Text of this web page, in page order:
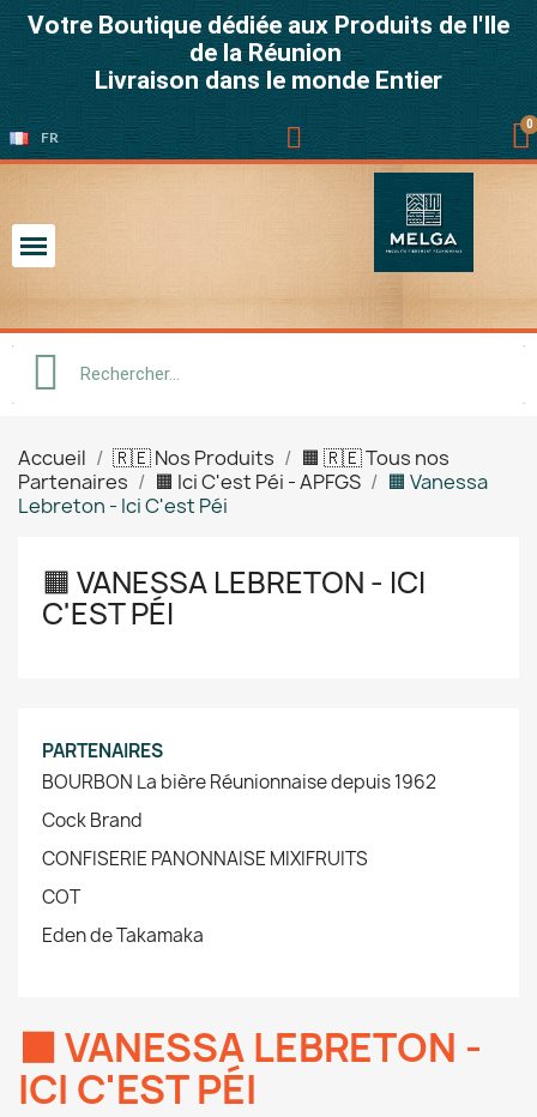
Votre Boutique dédiée aux Produits de l'Ile
de la Réunion
Livraison dans le monde Entier
FR
Accueil 🇷🇪 Nos Produits
🟧 🇷🇪 Tous nos
Partenaires
🟧 Ici C'est Péi - APFGS
🟧 Vanessa
Lebreton - Ici C'est Péi
🟧 VANESSA LEBRETON - ICI
C'EST PÉI
PARTENAIRES
BOURBON La bière Réunionnaise depuis 1962
Cock Brand
CONFISERIE PANONNAISE MIXIFRUITS
COT
Eden de Takamaka
🟧 VANESSA LEBRETON -
ICI C'EST PÉI